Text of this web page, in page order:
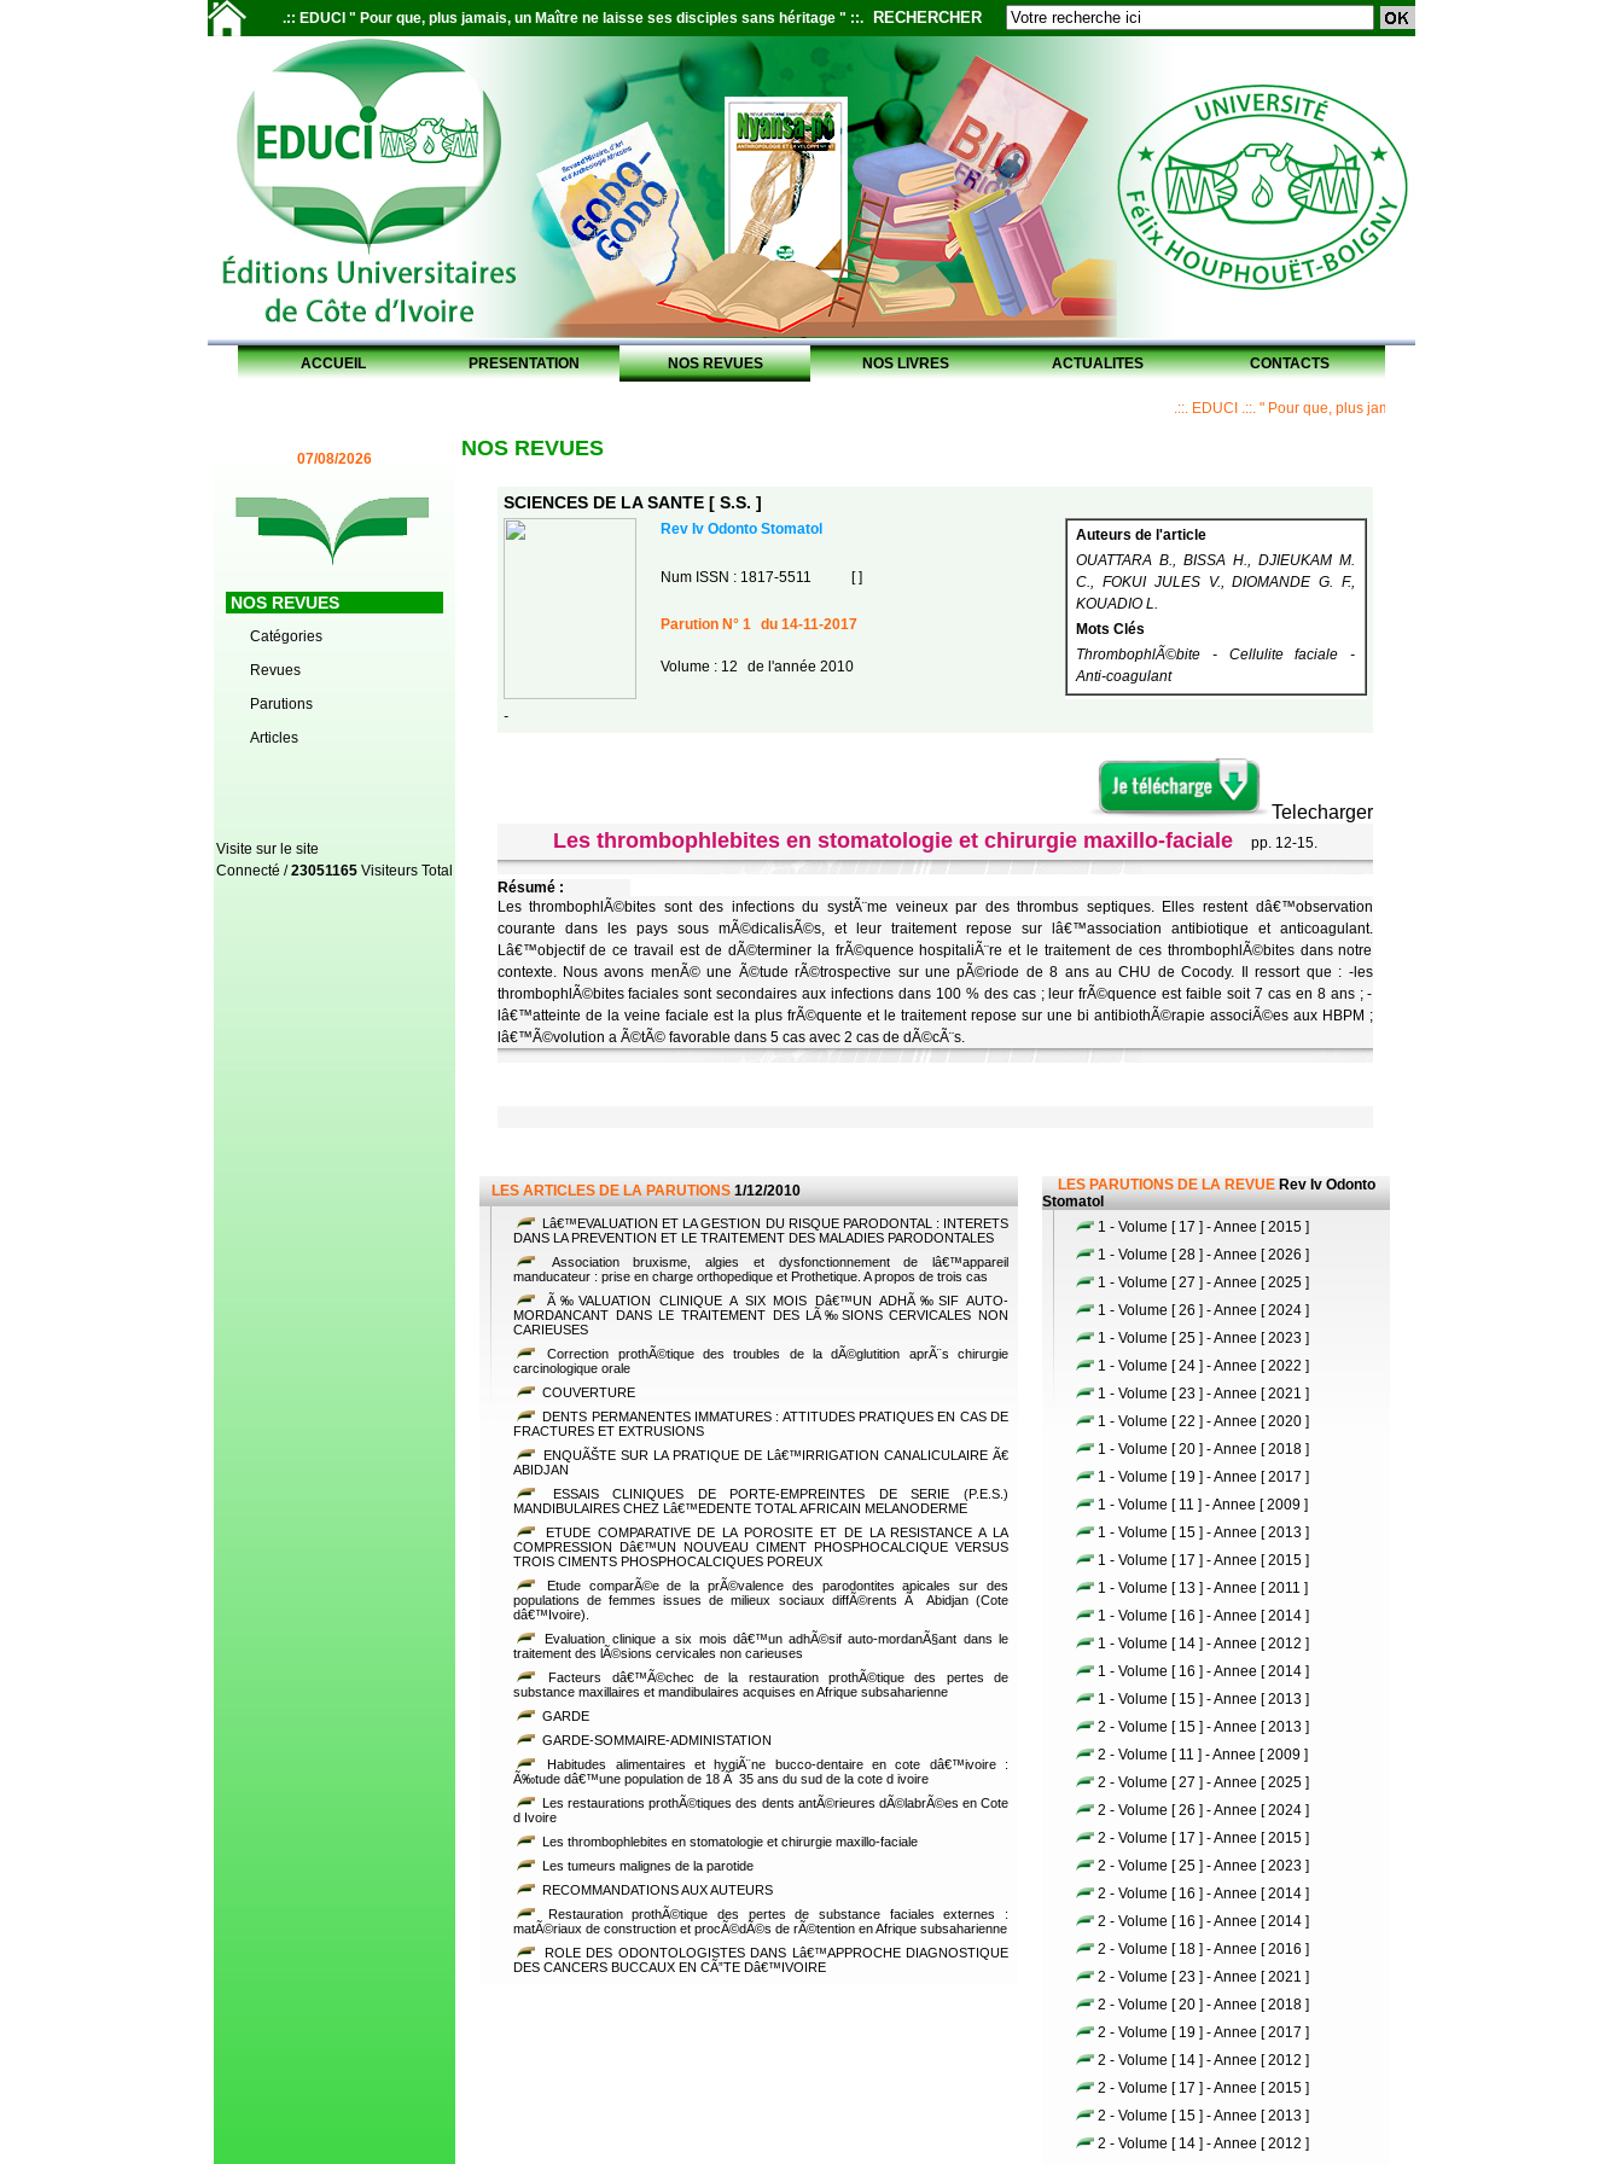
.:: EDUCI " Pour que, plus jamais, un Maître ne laisse ses disciples sans héritage " ::. RECHERCHER
ACCUEIL PRESENTATION NOS REVUES NOS LIVRES ACTUALITES CONTACTS
.::. EDUCI .::. " Pour que, plus jamais, un Maître ne laisse ses disciples
07/08/2026
NOS REVUES
Catégories
Revues
Parutions
Articles
Visite sur le site
Connecté /23051165 Visiteurs Total
NOS REVUES
SCIENCES DE LA SANTE [ S.S. ]
Rev Iv Odonto Stomatol
Auteurs de l'article
OUATTARA B., BISSA H., DJIEUKAM M.
C., FOKUI JULES V., DIOMANDE G. F.,
KOUADIO L.
Mots Clés
ThrombophlÃ©bite - Cellulite faciale -
Anti-coagulant
Num ISSN : 1817-5511 [ ]
Parution N° 1 du 14-11-2017
Volume : 12 de l'année 2010
-
Telecharger
Les thrombophlebites en stomatologie et chirurgie maxillo-faciale pp. 12-15.
Résumé :
Les thrombophlÃ©bites sont des infections du systÃ¨me veineux par des thrombus septiques. Elles restent dâ€™observation
courante dans les pays sous mÃ©dicalisÃ©s, et leur traitement repose sur lâ€™association antibiotique et anticoagulant.
Lâ€™objectif de ce travail est de dÃ©terminer la frÃ©quence hospitaliÃ¨re et le traitement de ces thrombophlÃ©bites dans notre
contexte. Nous avons menÃ© une Ã©tude rÃ©trospective sur une pÃ©riode de 8 ans au CHU de Cocody. Il ressort que : -les
thrombophlÃ©bites faciales sont secondaires aux infections dans 100 % des cas ; leur frÃ©quence est faible soit 7 cas en 8 ans ; -
lâ€™atteinte de la veine faciale est la plus frÃ©quente et le traitement repose sur une bi antibiothÃ©rapie associÃ©es aux HBPM ;
lâ€™Ã©volution a Ã©tÃ© favorable dans 5 cas avec 2 cas de dÃ©cÃ¨s.
LES ARTICLES DE LA PARUTIONS 1/12/2010
Lâ€™EVALUATION ET LA GESTION DU RISQUE PARODONTAL : INTERETS
DANS LA PREVENTION ET LE TRAITEMENT DES MALADIES PARODONTALES
Association bruxisme, algies et dysfonctionnement de lâ€™appareil
manducateur : prise en charge orthopedique et Prothetique. A propos de trois cas
Ã‰VALUATION CLINIQUE A SIX MOIS Dâ€™UN ADHÃ‰SIF AUTO-
MORDANCANT DANS LE TRAITEMENT DES LÃ‰SIONS CERVICALES NON
CARIEUSES
Correction prothÃ©tique des troubles de la dÃ©glutition aprÃ¨s chirurgie
carcinologique orale
COUVERTURE
DENTS PERMANENTES IMMATURES : ATTITUDES PRATIQUES EN CAS DE
FRACTURES ET EXTRUSIONS
ENQUÃŠTE SUR LA PRATIQUE DE Lâ€™IRRIGATION CANALICULAIRE Ã€
ABIDJAN
ESSAIS CLINIQUES DE PORTE-EMPREINTES DE SERIE (P.E.S.)
MANDIBULAIRES CHEZ Lâ€™EDENTE TOTAL AFRICAIN MELANODERME
ETUDE COMPARATIVE DE LA POROSITE ET DE LA RESISTANCE A LA
COMPRESSION Dâ€™UN NOUVEAU CIMENT PHOSPHOCALCIQUE VERSUS
TROIS CIMENTS PHOSPHOCALCIQUES POREUX
Etude comparÃ©e de la prÃ©valence des parodontites apicales sur des
populations de femmes issues de milieux sociaux diffÃ©rents Ã Abidjan (Cote
dâ€™Ivoire).
Evaluation clinique a six mois dâ€™un adhÃ©sif auto-mordanÃ§ant dans le
traitement des lÃ©sions cervicales non carieuses
Facteurs dâ€™Ã©chec de la restauration prothÃ©tique des pertes de
substance maxillaires et mandibulaires acquises en Afrique subsaharienne
GARDE
GARDE-SOMMAIRE-ADMINISTATION
Habitudes alimentaires et hygiÃ¨ne bucco-dentaire en cote dâ€™ivoire :
Ã‰tude dâ€™une population de 18 Ã 35 ans du sud de la cote d ivoire
Les restaurations prothÃ©tiques des dents antÃ©rieures dÃ©labrÃ©es en Cote
d Ivoire
Les thrombophlebites en stomatologie et chirurgie maxillo-faciale
Les tumeurs malignes de la parotide
RECOMMANDATIONS AUX AUTEURS
Restauration prothÃ©tique des pertes de substance faciales externes :
matÃ©riaux de construction et procÃ©dÃ©s de rÃ©tention en Afrique subsaharienne
ROLE DES ODONTOLOGISTES DANS Lâ€™APPROCHE DIAGNOSTIQUE
DES CANCERS BUCCAUX EN CÃ”TE Dâ€™IVOIRE
LES PARUTIONS DE LA REVUE Rev Iv Odonto
Stomatol
1 - Volume [ 17 ] - Annee [ 2015 ]
1 - Volume [ 28 ] - Annee [ 2026 ]
1 - Volume [ 27 ] - Annee [ 2025 ]
1 - Volume [ 26 ] - Annee [ 2024 ]
1 - Volume [ 25 ] - Annee [ 2023 ]
1 - Volume [ 24 ] - Annee [ 2022 ]
1 - Volume [ 23 ] - Annee [ 2021 ]
1 - Volume [ 22 ] - Annee [ 2020 ]
1 - Volume [ 20 ] - Annee [ 2018 ]
1 - Volume [ 19 ] - Annee [ 2017 ]
1 - Volume [ 11 ] - Annee [ 2009 ]
1 - Volume [ 15 ] - Annee [ 2013 ]
1 - Volume [ 17 ] - Annee [ 2015 ]
1 - Volume [ 13 ] - Annee [ 2011 ]
1 - Volume [ 16 ] - Annee [ 2014 ]
1 - Volume [ 14 ] - Annee [ 2012 ]
1 - Volume [ 16 ] - Annee [ 2014 ]
1 - Volume [ 15 ] - Annee [ 2013 ]
2 - Volume [ 15 ] - Annee [ 2013 ]
2 - Volume [ 11 ] - Annee [ 2009 ]
2 - Volume [ 27 ] - Annee [ 2025 ]
2 - Volume [ 26 ] - Annee [ 2024 ]
2 - Volume [ 17 ] - Annee [ 2015 ]
2 - Volume [ 25 ] - Annee [ 2023 ]
2 - Volume [ 16 ] - Annee [ 2014 ]
2 - Volume [ 16 ] - Annee [ 2014 ]
2 - Volume [ 18 ] - Annee [ 2016 ]
2 - Volume [ 23 ] - Annee [ 2021 ]
2 - Volume [ 20 ] - Annee [ 2018 ]
2 - Volume [ 19 ] - Annee [ 2017 ]
2 - Volume [ 14 ] - Annee [ 2012 ]
2 - Volume [ 17 ] - Annee [ 2015 ]
2 - Volume [ 15 ] - Annee [ 2013 ]
2 - Volume [ 14 ] - Annee [ 2012 ]